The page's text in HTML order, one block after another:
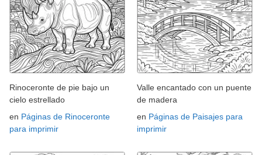
Rinoceronte de pie bajo un
cielo estrellado
en Páginas de Rinoceronte
para imprimir
Valle encantado con un puente
de madera
en Páginas de Paisajes para
imprimir